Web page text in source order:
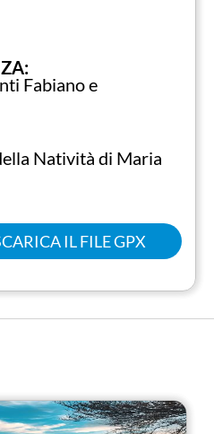
Fabiano e
Natività di Maria
IL FILE GPX